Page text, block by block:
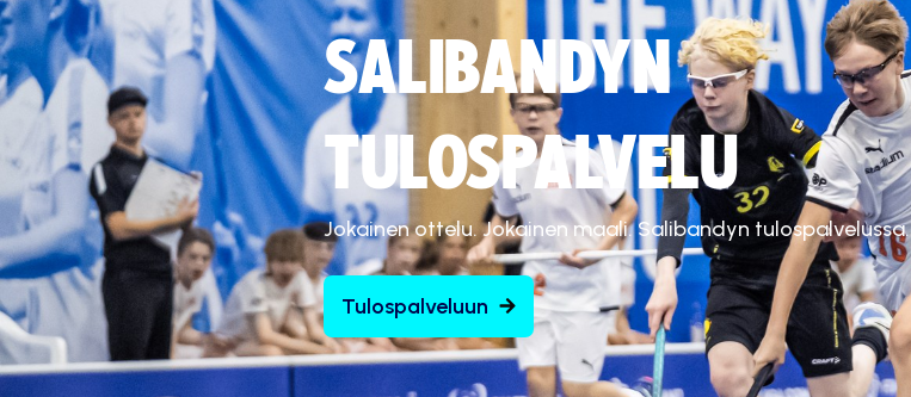
SALIBANDYN
TULOSPALVELU
Jokainen ottelu. Jokainen maali. Salibandyn tulospalvelussa.
Tulospalveluun